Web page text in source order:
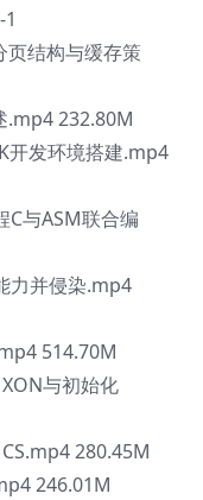
结构与缓存策
.mp4 232.80M
开发环境搭建.mp4
与ASM联合编
力并侵染.mp4
514.70M
与初始化
280.45M
246.01M